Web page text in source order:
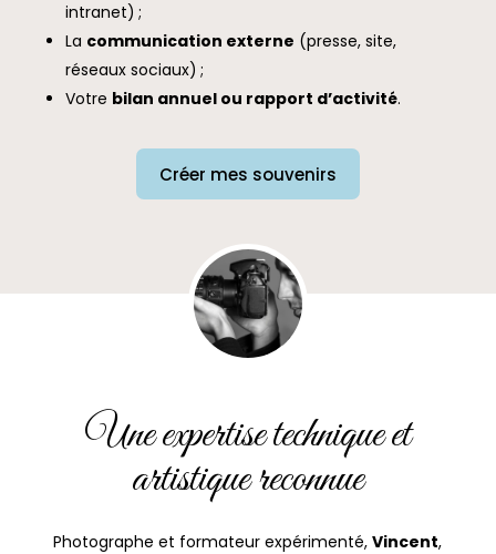
intranet) ;
La communication externe (presse, site,
réseaux sociaux) ;
Votre bilan annuel ou rapport d’activité.
Créer mes souvenirs
Une expertise technique et
artistique reconnue
Photographe et formateur expérimenté,Vincent,